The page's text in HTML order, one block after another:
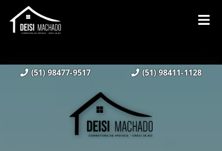
(51) 98477-9517 (51) 98411-1128